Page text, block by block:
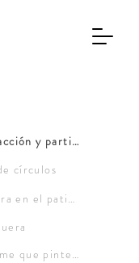
Mediación, acción y participación
círculos
Una sombra en el patio de mi cole
Abu, déjame que pinte tu cuento